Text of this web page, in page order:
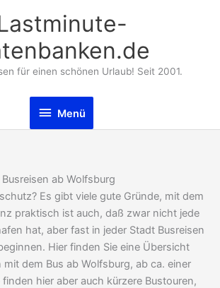
für einen schönen Urlaub! Seit 2001.
Menü
Menü
ab Wolfsburg
Es gibt viele gute Gründe, mit dem
praktisch ist auch, daß zwar nicht jede
hat, aber fast in jeder Stadt Busreisen
Hier finden Sie eine Übersicht
mit dem Bus ab Wolfsburg, ab ca. einer
finden hier aber auch kürzere Bustouren,